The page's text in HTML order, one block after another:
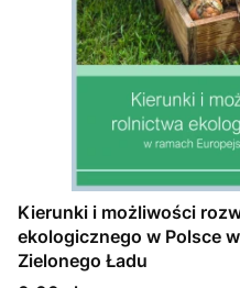
Kierunki i możliwości
ekologicznego w Polsce
Zielonego Ładu